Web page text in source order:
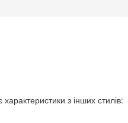
з інших стилів: